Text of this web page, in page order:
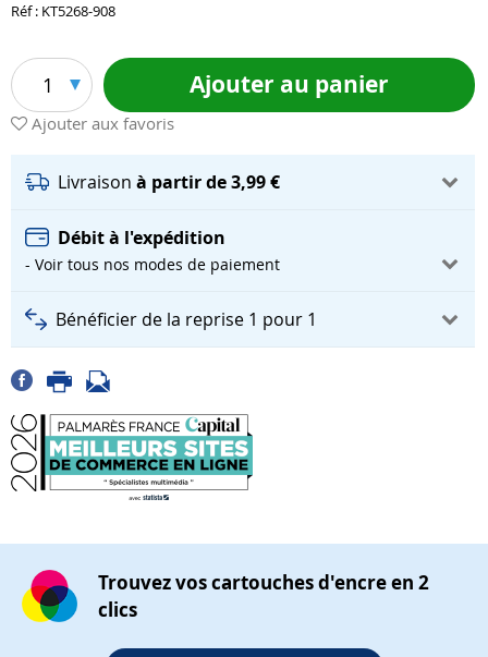
Réf : KT5268-908
1 Ajouter au panier
Ajouter aux favoris
Livraison à partir de 3,99 €
Débit à l'expédition
- Voir tous nos modes de paiement
Bénéficier de la reprise 1 pour 1
Trouvez vos cartouches d'encre en 2
clics